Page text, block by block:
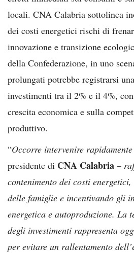
locali. CNA Calabria sottolinea
dei costi energetici rischi di
innovazione e transizione
della Confederazione, in uno
prolungati potrebbe registrarsi
investimenti tra il 2% e il 4%,
crescita economica e sulla
produttivo.
“Occorre intervenire rapidamente
presidente di CNA Calabria –
contenimento dei costi
delle famiglie e incentivando gli
energetica e autoproduzione. La
degli investimenti rappresenta
per evitare un rallentamento